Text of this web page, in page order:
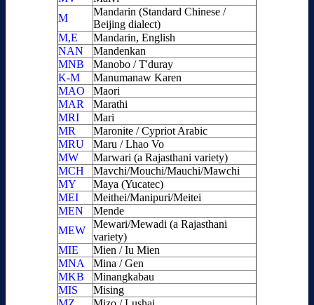
M
Mandarin (Standard Chinese /
Beijing dialect)
M,E
Mandarin, English
NAN
Mandenkan
MNB
Manobo / T'duray
K-M
Manumanaw Karen
MAO
Maori
MAR
Marathi
MRI
Mari
MR
Maronite / Cypriot Arabic
MRU
Maru / Lhao Vo
MW
Marwari (a Rajasthani variety)
MCH
Mavchi/Mouchi/Mauchi/Mawchi
MY
Maya (Yucatec)
MEI
Meithei/Manipuri/Meitei
MEN
Mende
MEW
Mewari/Mewadi (a Rajasthani
variety)
MIE
Mien / Iu Mien
MNA
Mina / Gen
MKB
Minangkabau
MIS
Mising